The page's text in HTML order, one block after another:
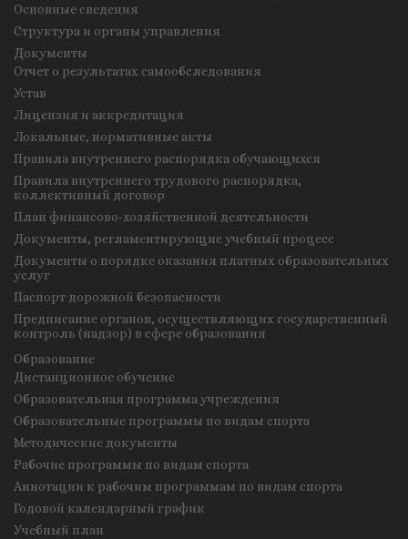
Основные сведения
Структура и органы управления
Документы
Отчет о результатах самообследования
Устав
Лицензия и аккредитация
Локальные, нормативные акты
Правила внутреннего распорядка обучающихся
Правила внутреннего трудового распорядка,
коллективный договор
План финансово-хозяйственной деятельности
Документы, регламентирующие учебный процесс
Документы о порядке оказания платных образовательных
услуг
Паспорт дорожной безопасности
Предписание органов, осуществляющих государственный
контроль (надзор) в сфере образования
Образование
Дистанционное обучение
Образовательная программа учреждения
Образовательные программы по видам спорта
Методические документы
Рабочие программы по видам спорта
Аннотации к рабочим программам по видам спорта
Годовой календарный график
Учебный план